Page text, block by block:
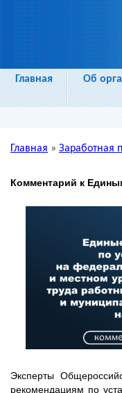
Главная Об
Главная » Заработная
Комментарий к
Эксперты
рекомендациям по